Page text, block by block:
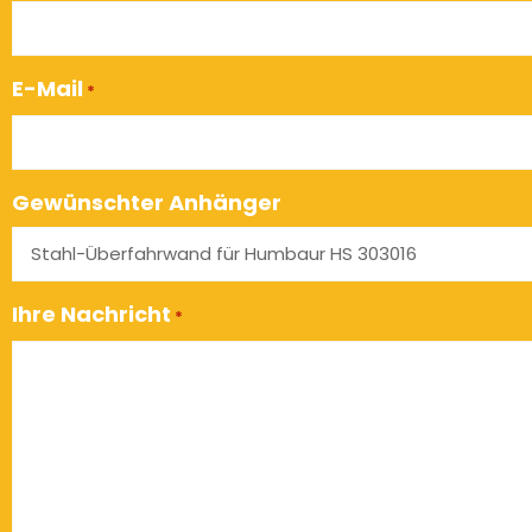
E-Mail *
Gewünschter Anhänger
Ihre Nachricht *